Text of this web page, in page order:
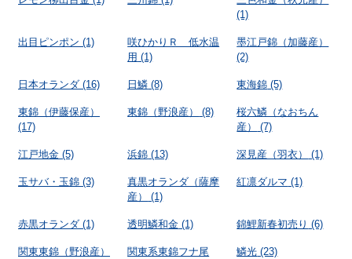
(1)
出目ピンポン (1)
咲ひかりＲ 低水温
用 (1)
墨江戸錦（加藤産）
(2)
日本オランダ (16) 日鱗 (8) 東海錦 (5)
東錦（伊藤保産）
(17)
東錦（野浪産） (8)
桜六鱗（なおちん
産）
(7)
江戸地金 (5) 浜錦 (13) 深見産（羽衣） (1)
玉サバ・玉錦 (3)
真黒オランダ（薩摩
産）
(1)
紅凛ダルマ (1)
赤黒オランダ (1) 透明鱗和金 (1) 錦鯉新春初売り (6)
関東東錦（野浪産）
関東系東錦フナ尾
鱗光 (23)